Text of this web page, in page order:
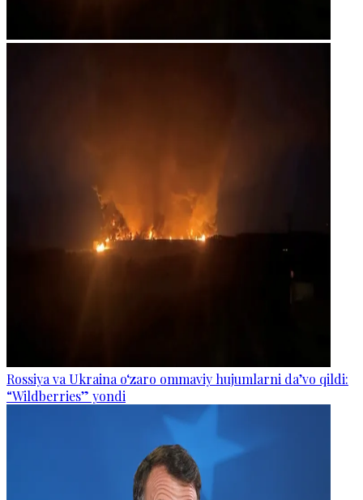
Rossiya va Ukraina o‘zaro ommaviy hujumlarni da’vo qildi:
“Wildberries” yondi